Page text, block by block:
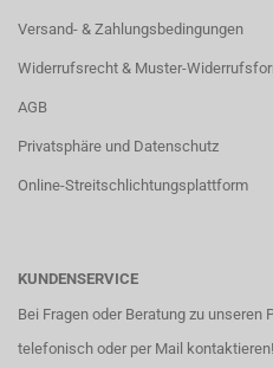
Versand- & Zahlungsbedingungen
Widerrufsrecht & Muster-
AGB
Privatsphäre und Datenschutz
Online-Streitschlichtungsplattform
KUNDENSERVICE
Bei Fragen oder Beratung zu unseren
telefonisch oder per Mail kontaktieren!